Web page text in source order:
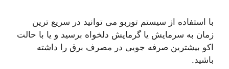
با استفاده از سیستم توربو می توانید در سریع ترین
زمان به سرمایش یا گرمایش دلخواه برسید و یا با حالت
اکو بیشترین صرفه جویی در مصرف برق را داشته
باشید.